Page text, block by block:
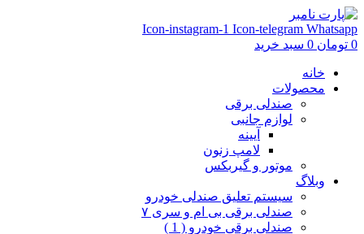
Icon-instagram-1 Icon-telegram Whatsapp
0 تومان 0 سبد خرید
خانه
محصولات
صندلی برقی
لوازم جانبی
آیینه
لامپ زنون
موتور و گیربکس
وبلاگ
سیستم تعلیق صندلی خودرو
صندلی برقی بی ام و سری ۷
صندلی برقی خودرو ( 1 )